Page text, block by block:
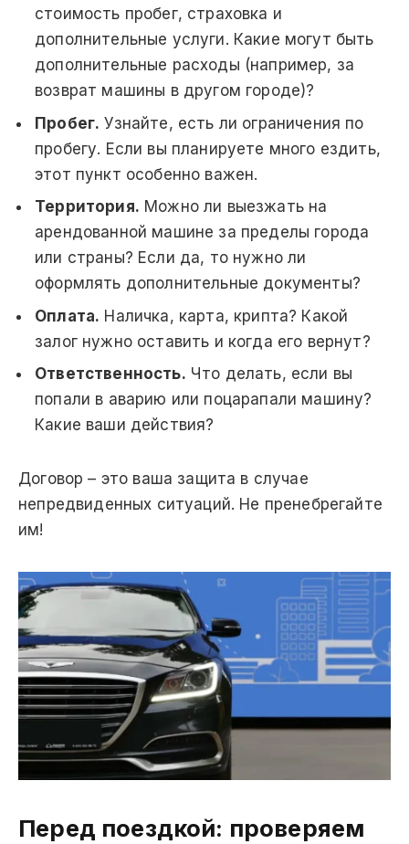
стоимость пробег, страховка и
дополнительные услуги. Какие могут быть
дополнительные расходы (например, за
возврат машины в другом городе)?
Пробег. Узнайте, есть ли ограничения по
пробегу. Если вы планируете много ездить,
этот пункт особенно важен.
Территория. Можно ли выезжать на
арендованной машине за пределы города
или страны? Если да, то нужно ли
оформлять дополнительные документы?
Оплата. Наличка, карта, крипта? Какой
залог нужно оставить и когда его вернут?
Ответственность. Что делать, если вы
попали в аварию или поцарапали машину?
Какие ваши действия?
Договор – это ваша защита в случае
непредвиденных ситуаций. Не пренебрегайте
им!
Перед поездкой: проверяем